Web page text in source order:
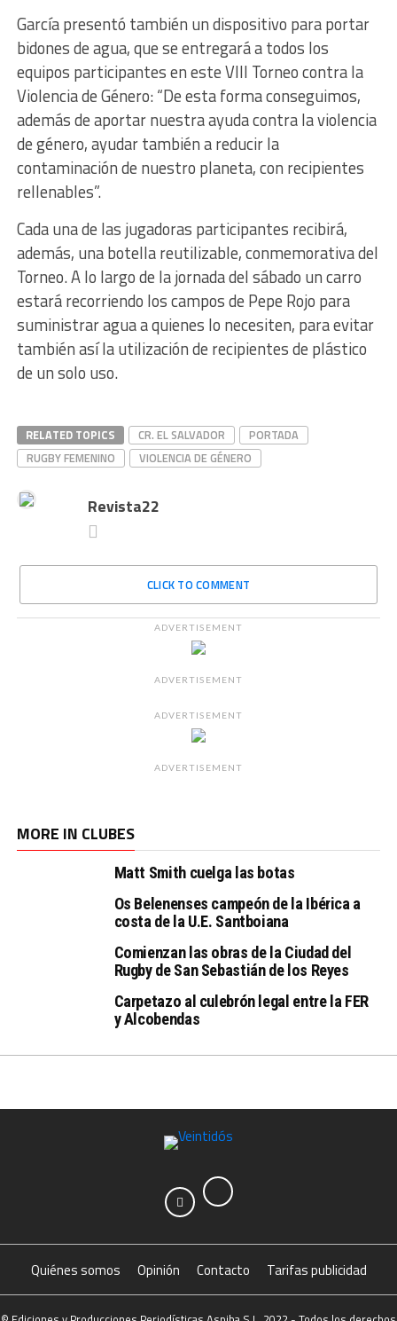
García presentó también un dispositivo para portar
bidones de agua, que se entregará a todos los
equipos participantes en este VIII Torneo contra la
Violencia de Género: “De esta forma conseguimos,
además de aportar nuestra ayuda contra la violencia
de género, ayudar también a reducir la
contaminación de nuestro planeta, con recipientes
rellenables”.
Cada una de las jugadoras participantes recibirá,
además, una botella reutilizable, conmemorativa del
Torneo. A lo largo de la jornada del sábado un carro
estará recorriendo los campos de Pepe Rojo para
suministrar agua a quienes lo necesiten, para evitar
también así la utilización de recipientes de plástico
de un solo uso.
RELATED TOPICS CR. EL SALVADOR
PORTADA
RUGBY FEMENINO
VIOLENCIA DE GÉNERO
Revista22
CLICK TO COMMENT
ADVERTISEMENT
ADVERTISEMENT
ADVERTISEMENT
ADVERTISEMENT
MORE IN CLUBES
Matt Smith cuelga las botas
Os Belenenses campeón de la Ibérica a
costa de la U.E. Santboiana
Comienzan las obras de la Ciudad del
Rugby de San Sebastián de los Reyes
Carpetazo al culebrón legal entre la FER
y Alcobendas
Quiénes somos Opinión Contacto Tarifas publicidad